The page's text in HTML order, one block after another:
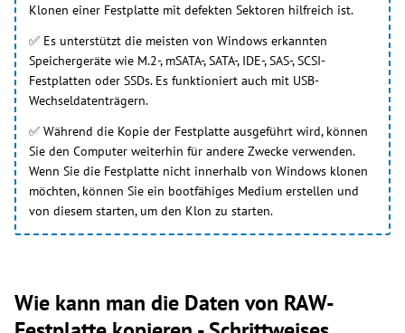
Klonen einer Festplatte mit defekten Sektoren hilfreich ist.
✅ Es unterstützt die meisten von Windows erkannten
Speichergeräte wie M.2-, mSATA-, SATA-, IDE-, SAS-, SCSI-
Festplatten oder SSDs. Es funktioniert auch mit USB-
Wechseldatenträgern.
✅ Während die Kopie der Festplatte ausgeführt wird, können
Sie den Computer weiterhin für andere Zwecke verwenden.
Wenn Sie die Festplatte nicht innerhalb von Windows klonen
möchten, können Sie ein bootfähiges Medium erstellen und
von diesem starten, um den Klon zu starten.
Wie kann man die Daten von RAW-